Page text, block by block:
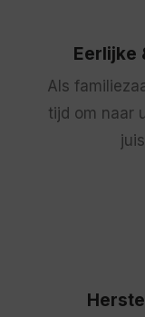
Eerlijke
Als
tijd om naar